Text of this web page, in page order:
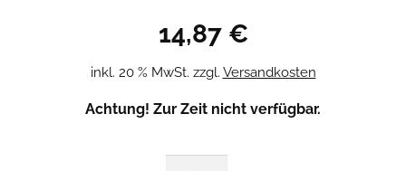
14,87 €
inkl. 20 % MwSt. zzgl. Versandkosten
Achtung! Zur Zeit nicht verfügbar.